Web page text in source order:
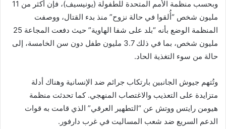
وبحسب منظمة الأمم المتحدة للطفولة (يونيسيف)، فإن أكثر من 11
مليون شخص “أُلقوا في حالة نزوح” منذ بدء القتال، ووصفت
المنظمة الوضع بأنه “بلد على شفا الهاوية” حيث دفعت المجاعة 25
مليون شخص، بما في ذلك 3.7 مليون طفل دون سن الخامسة، إلى
حالة من سوء التغذية الحاد.
وتُتهم جيوش الجانبين بارتكاب جرائم ضد الإنسانية وهناك أدلة
متزايدة على التعذيب والاغتصاب المنهجي. كما تحدثت منظمة
هيومن رايتس ووتش عن “التطهير العرقي” الذي قامت به قوات
الدعم السريع ضد شعب المساليت في غرب دارفور.